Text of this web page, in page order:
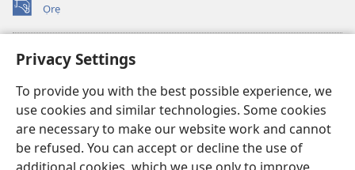
Privacy Settings
To provide you with the best possible experience, we
use cookies and similar technologies. Some cookies
are necessary to make our website work and cannot
be refused. You can accept or decline the use of
Ọrẹ
(opens
new
ÀKÁ ÌWÉ ORÍ ÍŃTÁNẸ́Ẹ̀TÌ TI Watchtower™
(opens
window)JW Hub
(opens
new
window)JW Library
Watchtower Library ®